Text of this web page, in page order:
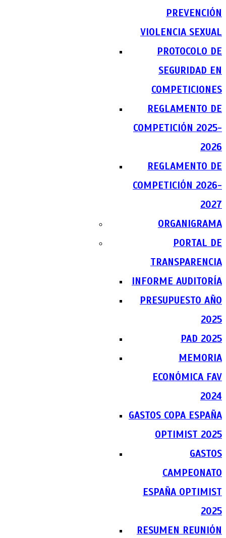
PREVENCIÓN
VIOLENCIA SEXUAL
PROTOCOLO DE
SEGURIDAD EN
COMPETICIONES
REGLAMENTO DE
COMPETICIÓN 2025-
2026
REGLAMENTO DE
COMPETICIÓN 2026-
2027
ORGANIGRAMA
PORTAL DE
TRANSPARENCIA
INFORME AUDITORÍA
PRESUPUESTO AÑO
2025
PAD 2025
MEMORIA
ECONÓMICA FAV
2024
GASTOS COPA ESPAÑA
OPTIMIST 2025
GASTOS
CAMPEONATO
ESPAÑA OPTIMIST
2025
RESUMEN REUNIÓN